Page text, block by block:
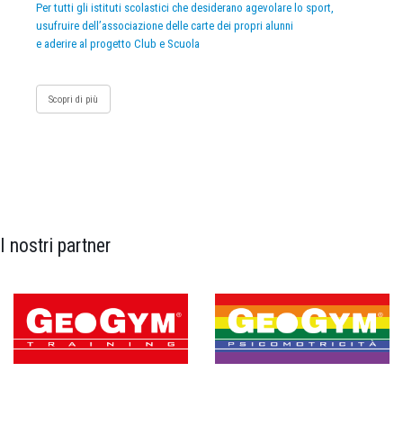
Per tutti gli istituti scolastici che desiderano agevolare lo sport,
usufruire dell’associazione delle carte dei propri alunni
e aderire al progetto Club e Scuola
Scopri di più
I nostri partner